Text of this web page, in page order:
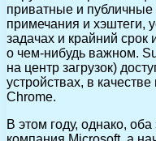
приватные и публичные
примечания и хэштеги,
задачах и крайний
о чем-нибудь важном.
на центр загрузок)
устройствах, в
Chrome.
В этом году, однако,